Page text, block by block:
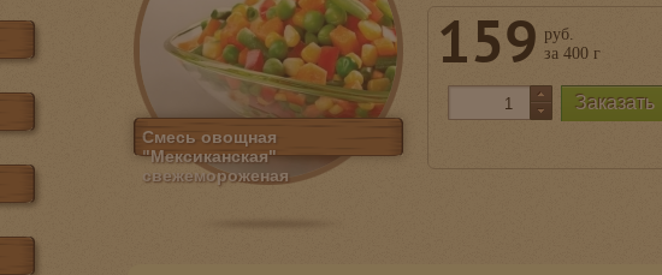
Смесь овощная
"Мексиканская"
свежемороженая
159 руб.
за 400 г